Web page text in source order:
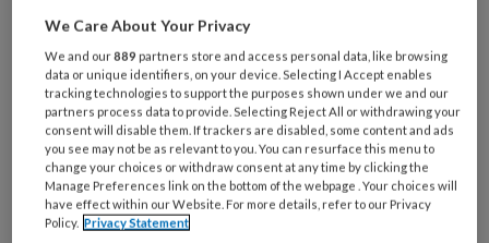
cholesterol in levervetdruppels rechtstreeks
nieuwe behandelrichtingen voor huisartsen.
22 MEI 2025 ALGEMEEN LEEFSTIJLGENEESKUNDE
We Care About Your Privacy
We and our889 partners store and access personal data, like browsing
data or unique identifiers, on your device. Selecting I Accept enables
tracking technologies to support the purposes shown under we and our
partners process data to provide. Selecting Reject All or withdrawing your
consent will disable them. If trackers are disabled, some content and ads
you see may not be as relevant to you. You can resurface this menu to
change your choices or withdraw consent at any time by clicking the
Manage Preferences link on the bottom of the webpage . Your choices will
have effect within our Website. For more details, refer to our Privacy
Policy. Privacy Statement